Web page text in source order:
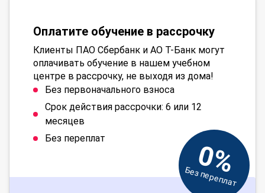
Оплатите обучение в рассрочку
Клиенты ПАО Сбербанк и АО Т-Банк могут
оплачивать обучение в нашем учебном
центре в рассрочку, не выходя из дома!
Без первоначального взноса
Срок действия рассрочки: 6 или 12
месяцев
Без переплат
0%
Без переплат